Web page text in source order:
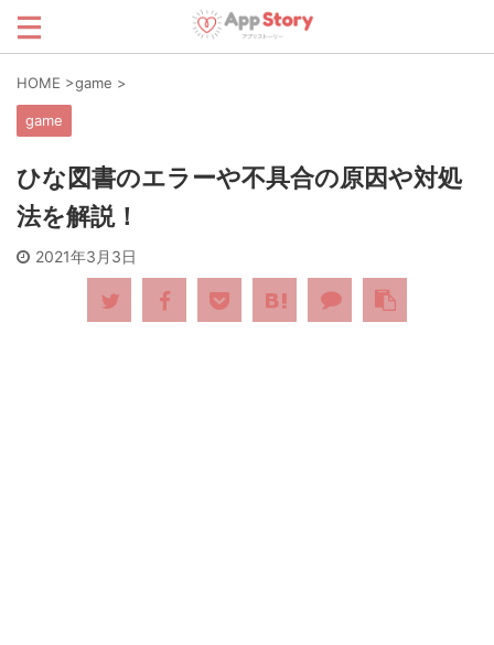
HOME >game >
game
ひな図書のエラーや不具合の原因や対処
法を解説！
2021年3月3日